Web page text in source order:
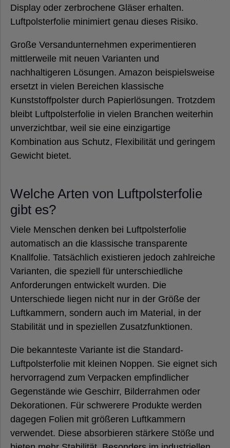
Display oder zerbrochene Gläser erhalten.
Luftpolsterfolie minimiert genau dieses Risiko.
Große Versandunternehmen experimentieren
mittlerweile mit neuen Varianten und
nachhaltigeren Lösungen. Amazon beispielsweise
ersetzt in vielen Bereichen klassische
Kunststoffpolster durch Papierlösungen. Trotzdem
bleibt Luftpolsterfolie in vielen Branchen weiterhin
unverzichtbar, weil sie eine einzigartige
Kombination aus Schutz, Flexibilität und geringem
Gewicht bietet.
Welche Arten von Luftpolsterfolie
gibt es?
Viele Menschen denken bei Luftpolsterfolie
automatisch an die klassische transparente
Knallfolie. Tatsächlich existieren jedoch zahlreiche
Varianten, die speziell für unterschiedliche
Anforderungen entwickelt wurden. Die
Unterschiede liegen nicht nur in der Größe der
Luftkammern, sondern auch im Material, in der
Stabilität und in speziellen Zusatzfunktionen.
Die bekannteste Variante ist die Standard-
Luftpolsterfolie mit kleinen Noppen. Sie eignet sich
hervorragend zum Verpacken empfindlicher
Gegenstände wie Geschirr, Bilderrahmen oder
Dekorationen. Für schwerere Produkte werden
dagegen Folien mit größeren Luftkammern
verwendet. Diese absorbieren stärkere Stöße und